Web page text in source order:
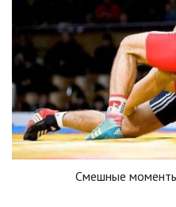
Смешные